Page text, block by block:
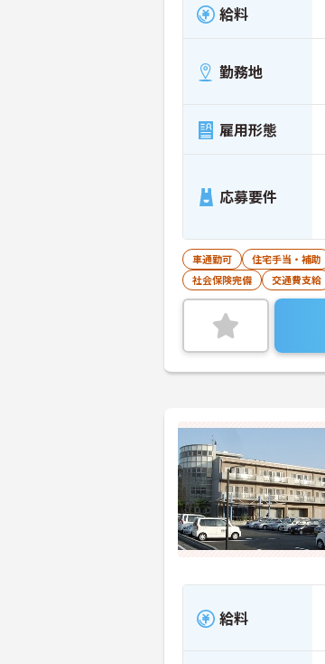
給料
勤務地
雇用形態
応募要件
車通勤可 住宅手当・補助
社会保険完備
交通費支給
給料